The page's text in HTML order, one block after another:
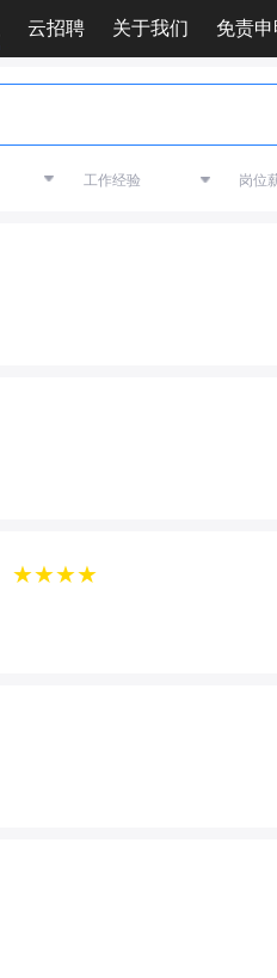
云招聘 关于我们 免责申
★★★★